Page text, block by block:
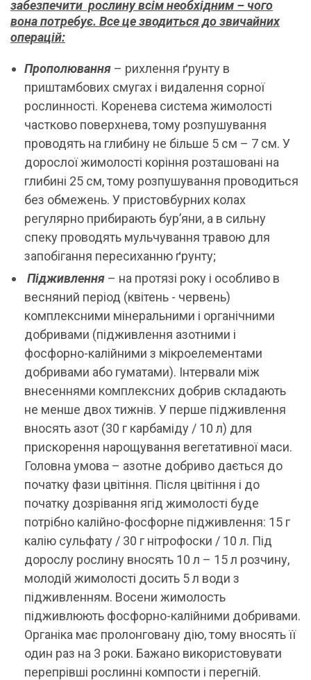
забезпечити рослину всім необхідним – чого
вона потребує. Все це зводиться до звичайних
операцій:
Прополювання – рихлення ґрунту в
приштамбових смугах і видалення сорної
рослинності. Коренева система жимолості
частково поверхнева, тому розпушування
проводять на глибину не більше 5 см – 7 см. У
дорослої жимолості коріння розташовані на
глибині 25 см, тому розпушування проводиться
без обмежень. У пристовбурних колах
регулярно прибирають бур’яни, а в сильну
спеку проводять мульчування травою для
запобігання пересиханню ґрунту;
Підживлення – на протязі року і особливо в
весняний період (квітень - червень)
комплексними мінеральними і органічними
добривами (підживлення азотними і
фосфорно-калійними з мікроелементами
добривами або гуматами). Інтервали між
внесеннями комплексних добрив складають
не менше двох тижнів. У перше підживлення
вносять азот (30 г карбаміду / 10 л) для
прискорення нарощування вегетативної маси.
Головна умова – азотне добриво дається до
початку фази цвітіння. Після цвітіння і до
початку дозрівання ягід жимолості буде
потрібно калійно-фосфорне підживлення: 15 г
калію сульфату / 30 г нітрофоски / 10 л. Під
дорослу рослину вносять 10 л – 15 л розчину,
молодій жимолості досить 5 л води з
підживленням. Восени жимолость
підживлюють фосфорно-калійними добривами.
Органіка має пролонговану дію, тому вносять її
один раз на 3 роки. Бажано використовувати
перепрівші рослинні компости і перегній.